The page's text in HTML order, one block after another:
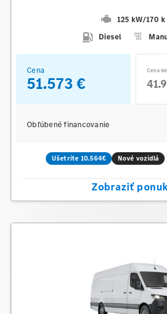
125 kW/170 k
Diesel
Cena
51.573 €
Cena
Obľúbené financovanie
Ušetríte 10.564€ Nové vozidlá
Zobraziť